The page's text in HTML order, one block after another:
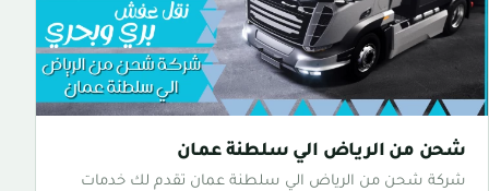
شحن من الرياض الي سلطنة عمان
شركة شحن من الرياض الي سلطنة عمان تقدم لك خدمات